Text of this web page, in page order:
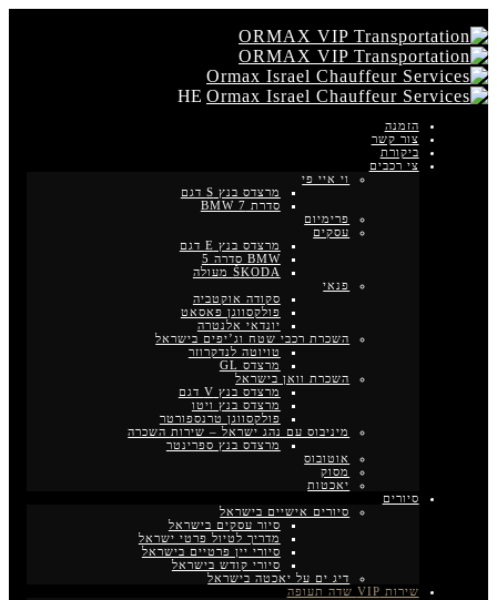
HE
הזמנה
צור קשר
ביקורת
צי רכבים
וי איי פי
מרצדס בנץ S דגם
סדרת BMW 7
פרימיום
עסקים
מרצדס בנץ E דגם
BMW סדרה 5
ŠKODA מעולה
פנאי
סקודה אוקטביה
פולקסווגן פאסאט
יונדאי אלנטרה
השכרת רכבי שטח וג’יפים בישראל
טויוטה לנדקרוזר
מרצדס GL
השכרת וואן בישראל
מרצדס בנץ V דגם
מרצדס בנץ ויטו
פולקסווגן טרנספורטר
מיניבוס עם נהג ישראל – שירות השכרה
מרצדס בנץ ספרינטר
אוטובוס
מסוק
יאכטות
סיורים
סיורים אישיים בישראל
סיור עסקים בישראל
מדריך לטיול פרטי ישראל
סיורי יין פרטיים בישראל
סיורי קודש בישראל
דיג ים על יאכטה בישראל
שירות VIP שדה תעופה